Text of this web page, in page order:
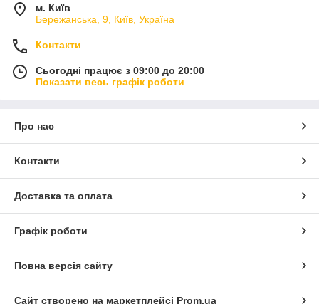
м. Київ
Бережанська, 9, Київ, Україна
Контакти
Сьогодні працює з 09:00 до 20:00
Показати весь графік роботи
Про нас
Контакти
Доставка та оплата
Графік роботи
Повна версія сайту
Сайт створено на маркетплейсі Prom.ua